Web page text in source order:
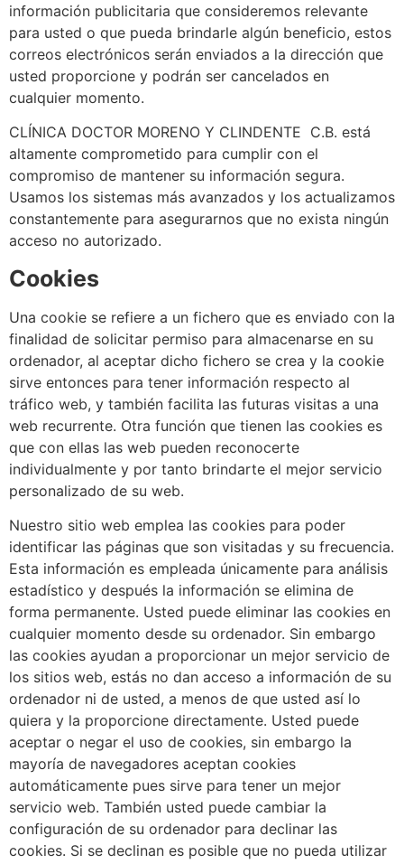
información publicitaria que consideremos relevante
para usted o que pueda brindarle algún beneficio, estos
correos electrónicos serán enviados a la dirección que
usted proporcione y podrán ser cancelados en
cualquier momento.
CLÍNICA DOCTOR MORENO Y CLINDENTE C.B. está
altamente comprometido para cumplir con el
compromiso de mantener su información segura.
Usamos los sistemas más avanzados y los actualizamos
constantemente para asegurarnos que no exista ningún
acceso no autorizado.
Cookies
Una cookie se refiere a un fichero que es enviado con la
finalidad de solicitar permiso para almacenarse en su
ordenador, al aceptar dicho fichero se crea y la cookie
sirve entonces para tener información respecto al
tráfico web, y también facilita las futuras visitas a una
web recurrente. Otra función que tienen las cookies es
que con ellas las web pueden reconocerte
individualmente y por tanto brindarte el mejor servicio
personalizado de su web.
Nuestro sitio web emplea las cookies para poder
identificar las páginas que son visitadas y su frecuencia.
Esta información es empleada únicamente para análisis
estadístico y después la información se elimina de
forma permanente. Usted puede eliminar las cookies en
cualquier momento desde su ordenador. Sin embargo
las cookies ayudan a proporcionar un mejor servicio de
los sitios web, estás no dan acceso a información de su
ordenador ni de usted, a menos de que usted así lo
quiera y la proporcione directamente. Usted puede
aceptar o negar el uso de cookies, sin embargo la
mayoría de navegadores aceptan cookies
automáticamente pues sirve para tener un mejor
servicio web. También usted puede cambiar la
configuración de su ordenador para declinar las
cookies. Si se declinan es posible que no pueda utilizar